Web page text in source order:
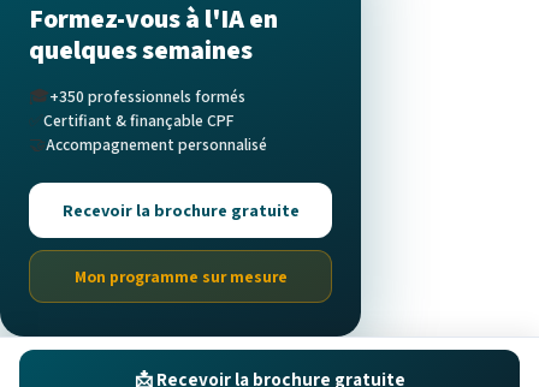
Formez-vous à l'IA en
quelques semaines
🎓+350 professionnels formés
Certifiant & finançable CPF
🤝Accompagnement personnalisé
Recevoir la brochure gratuite
Mon programme sur mesure
📩 Recevoir la brochure gratuite